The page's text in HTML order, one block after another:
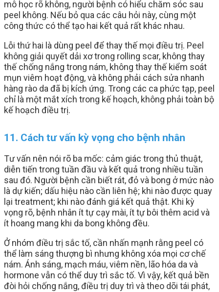
mô học rõ không, người bệnh có hiểu chăm sóc sau
peel không. Nếu bỏ qua các câu hỏi này, cùng một
công thức có thể tạo hai kết quả rất khác nhau.
Lỗi thứ hai là dùng peel để thay thế mọi điều trị. Peel
không giải quyết dải xơ trong rolling scar, không thay
thế chống nắng trong nám, không thay thế kiểm soát
mụn viêm hoạt động, và không phải cách sửa nhanh
hàng rào da đã bị kích ứng. Trong các ca phức tạp, peel
chỉ là một mắt xích trong kế hoạch, không phải toàn bộ
kế hoạch điều trị.
11. Cách tư vấn kỳ vọng cho bệnh nhân
Tư vấn nên nói rõ ba mốc: cảm giác trong thủ thuật,
diễn tiến trong tuần đầu và kết quả trong nhiều tuần
sau đó. Người bệnh cần biết rát, đỏ và bong ở mức nào
là dự kiến; dấu hiệu nào cần liên hệ; khi nào được quay
lại treatment; khi nào đánh giá kết quả thật. Khi kỳ
vọng rõ, bệnh nhân ít tự cạy mài, ít tự bôi thêm acid và
ít hoang mang khi da bong không đều.
Ở nhóm điều trị sắc tố, cần nhấn mạnh rằng peel có
thể làm sáng thượng bì nhưng không xóa mọi cơ chế
nám. Ánh sáng, mạch máu, viêm nền, lão hóa da và
hormone vẫn có thể duy trì sắc tố. Vì vậy, kết quả bền
đòi hỏi chống nắng, điều trị duy trì và theo dõi tái phát,